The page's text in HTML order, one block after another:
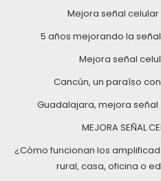
Mejora señal
5 años mejorando la
Mejora señal
Cancún, un paraíso
Guadalajara, mejora
MEJORA SEÑAL
¿Cómo funcionan los
rural, casa, oficina o